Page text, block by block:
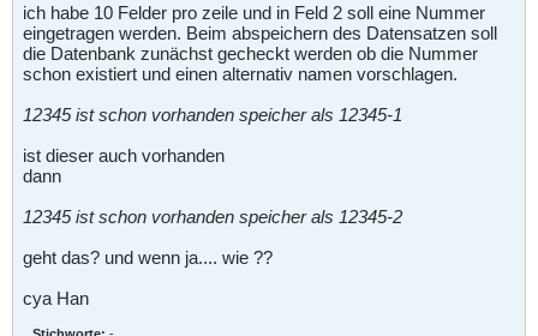
ich habe 10 Felder pro zeile und in Feld 2 soll eine Nummer
eingetragen werden. Beim abspeichern des Datensatzen soll
die Datenbank zunächst gecheckt werden ob die Nummer
schon existiert und einen alternativ namen vorschlagen.
12345 ist schon vorhanden speicher als 12345-1
ist dieser auch vorhanden
dann
12345 ist schon vorhanden speicher als 12345-2
geht das? und wenn ja.... wie ??
cya Han
Stichworte: -